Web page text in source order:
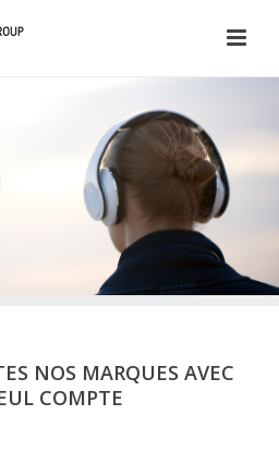
NOS MARQUES AVEC
COMPTE